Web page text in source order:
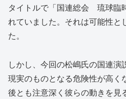
タイトルで「国連総会 琉球
れていました。それは可能性と
た。
しかし、今回の松嶋氏の国連
現実のものとなる危険性が高く
後とも注意深く彼らの動きを見